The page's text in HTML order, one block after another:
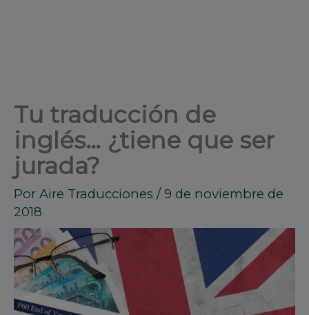
Tu traducción de
inglés… ¿tiene que ser
jurada?
Por Aire Traducciones /9 de noviembre de
2018